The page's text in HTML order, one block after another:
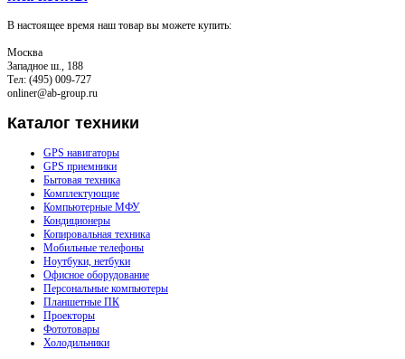
В настоящее время наш товар вы можете купить:
Москва
Западное ш., 188
Тел: (495) 009-727
onliner@ab-group.ru
Каталог техники
GPS навигаторы
GPS приемники
Бытовая техника
Комплектующие
Компьютерные МФУ
Кондиционеры
Копировальная техника
Мобильные телефоны
Ноутбуки, нетбуки
Офисное оборудование
Персональные компьютеры
Планшетные ПК
Проекторы
Фототовары
Холодильники